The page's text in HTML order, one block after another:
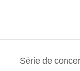
Série de